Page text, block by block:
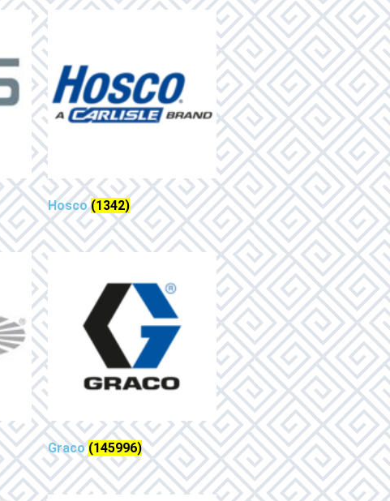
Hosco(1342)
Graco(145996)